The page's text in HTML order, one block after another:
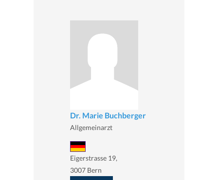
Dr. Marie Buchberger
Allgemeinarzt
Eigerstrasse 19,
3007 Bern